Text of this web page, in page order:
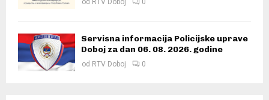
Servisna informacija Policijske uprave
Doboj za dan 06. 08. 2026. godine
od RTV Doboj 0